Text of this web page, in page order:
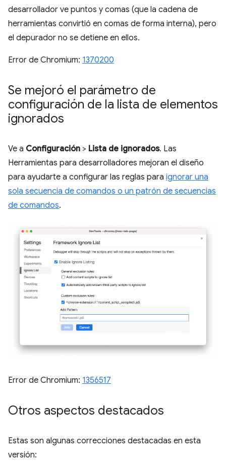
desarrollador ve puntos y comas (que la cadena de
herramientas convirtió en comas de forma interna), pero
el depurador no se detiene en ellos.
Error de Chromium: 1370200
Se mejoró el parámetro de
configuración de la lista de elementos
ignorados
Ve a Configuración > Lista de ignorados. Las
Herramientas para desarrolladores mejoran el diseño
para ayudarte a configurar las reglas para ignorar una
sola secuencia de comandos o un patrón de secuencias
de comandos.
Error de Chromium: 1356517
Otros aspectos destacados
Estas son algunas correcciones destacadas en esta
versión: